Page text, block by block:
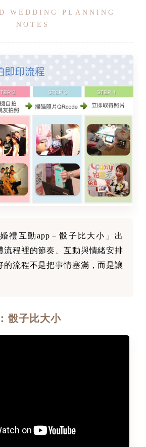
WEDDING PLANNING
NOTES
禮互動app－骰子比大小」出
流程裡的節奏、互動與情緒安排
的流程不是把事情塞滿，而是讓
骰子比大小